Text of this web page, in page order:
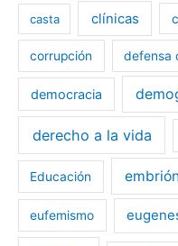
casta clínicas
corrupción defensa
democracia
derecho a la vida
Educación embrión
eufemismo